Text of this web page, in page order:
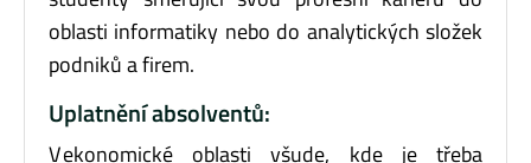
oblasti informatiky nebo do analytických složek
podniků a firem.
Uplatnění absolventů:
V ekonomické oblasti všude, kde je třeba